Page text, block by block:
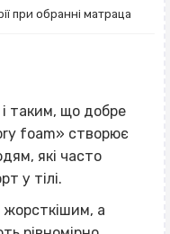
при обранні матраца
таким, що добре
foam» створює
які часто
у тілі.
жорсткішим, а